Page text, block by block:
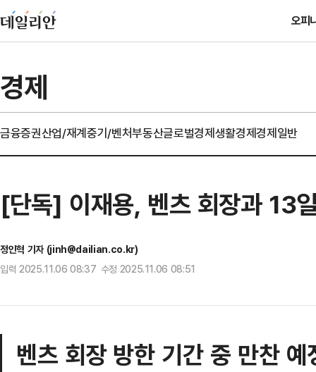
오피
경제
금융증권산업/재계중기/벤처부동산글로벌경제생활경제경제일반
[단독] 이재용, 벤츠 회장과 13
정인혁 기자 (jinh@dailian.co.kr)
입력 2025.11.06 08:37 수정 2025.11.06 08:51
벤츠 회장 방한 기간 중 만찬